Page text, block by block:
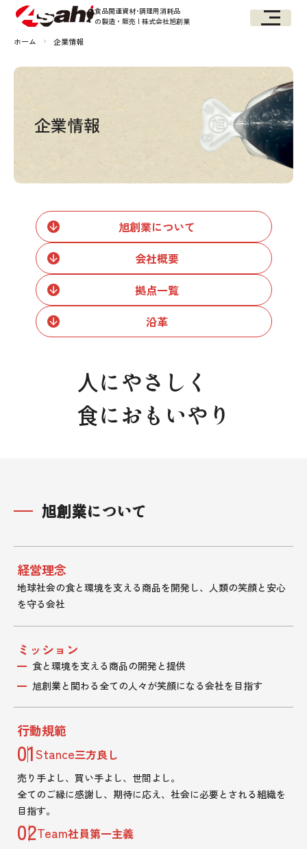
食品関連資材･調理用消耗品
の製造・販売 | 株式会社旭創業
ホーム 企業情報
企業情報
旭創業について
会社概要
拠点一覧
沿革
人にやさしく
食におもいやり
旭創業について
経営理念
地球社会の食と環境を支える商品を開発し、人類の笑顔と安心
を守る会社
ミッション
食と環境を支える商品の開発と提供
旭創業と関わる全ての人々が笑顔になる会社を目指す
行動規範
01Stance三方良し
売り手よし、買い手よし、世間よし。
全てのご縁に感謝し、期待に応え、社会に必要とされる組織を
目指す。
02Team社員第一主義